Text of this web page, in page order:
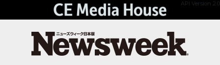
API Version 2.0